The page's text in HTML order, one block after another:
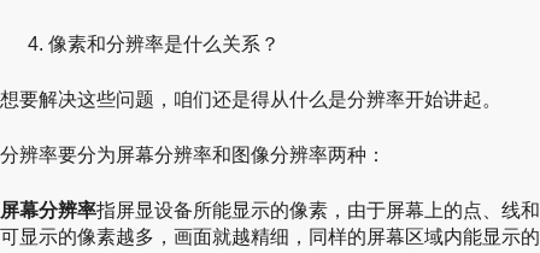
像素和分辨率是什么关系？
想要解决这些问题，咱们还是得从什么是分辨率开始讲起。
分辨率要分为屏幕分辨率和图像分辨率两种：
屏幕分辨率指屏显设备所能显示的像素，由于屏幕上的点、线
可显示的像素越多，画面就越精细，同样的屏幕区域内能显示